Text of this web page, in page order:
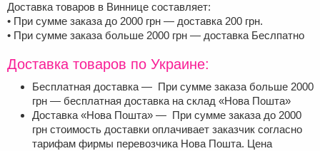
Доставка товаров в Виннице составляет:
• При сумме заказа до 2000 грн — доставка 200 грн.
• При сумме заказа больше 2000 грн — доставка Беслпатно
Доставка товаров по Украине:
Бесплатная доставка — При сумме заказа больше 2000
грн — бесплатная доставка на склад «Нова Пошта»
Доставка «Нова Пошта» — При сумме заказа до 2000
грн стоимость доставки оплачивает заказчик согласно
тарифам фирмы перевозчика Нова Пошта. Цена